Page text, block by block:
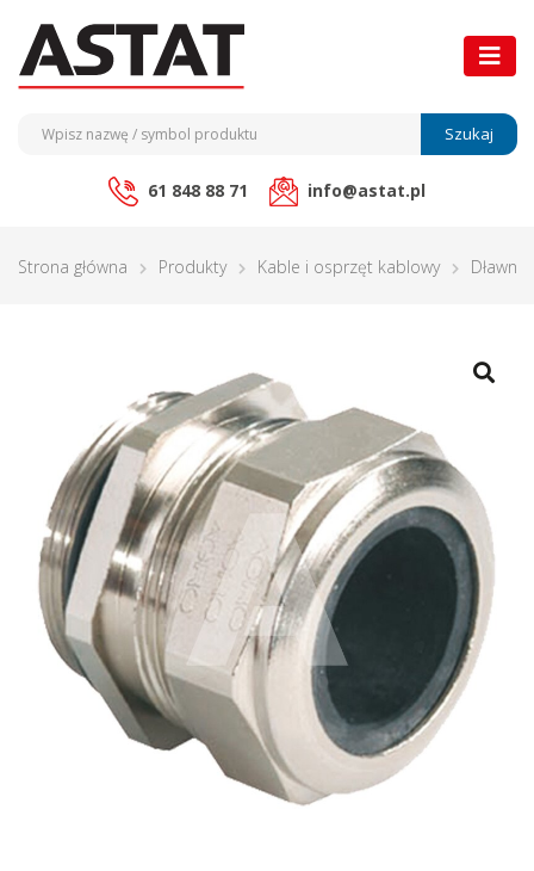
Szukaj
61 848 88 71 info@astat.pl
Strona główna Produkty Kable i osprzęt kablowy